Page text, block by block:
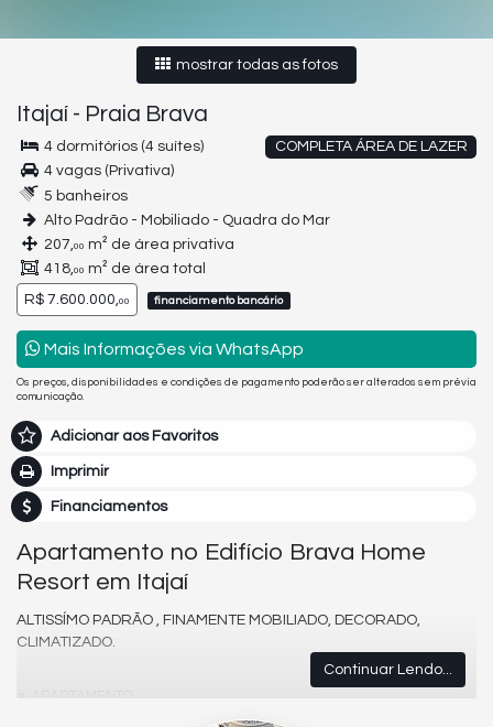
mostrar todas as fotos
Itajaí - Praia Brava
COMPLETA ÁREA DE LAZER
4 dormitórios (4 suítes)
4 vagas (Privativa)
5 banheiros
Alto Padrão - Mobiliado - Quadra do Mar
207,00 m² de área privativa
418,00 m² de área total
R$ 7.600.000,00 financiamento bancário
Mais Informações via WhatsApp
Os preços, disponibilidades e condições de pagamento poderão ser alterados sem prévia
comunicação.
Adicionar aos Favoritos
Imprimir
Financiamentos
Apartamento no Edifício Brava Home
Resort em Itajaí
ALTISSÍMO PADRÃO , FINAMENTE MOBILIADO, DECORADO,
CLIMATIZADO.
APARTAMENTO
Continuar Lendo...